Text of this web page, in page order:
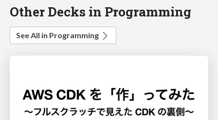
Other Decks in Programming
See All in Programming